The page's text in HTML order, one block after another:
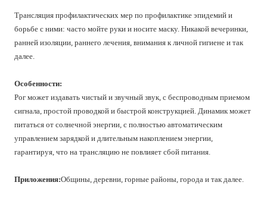
Трансляция профилактических мер по профилактике эпидемий и
борьбе с ними: часто мойте руки и носите маску. Никакой вечеринки,
ранней изоляции, раннего лечения, внимания к личной гигиене и так
далее.
Особенности:
Рог может издавать чистый и звучный звук, с беспроводным приемом
сигнала, простой проводкой и быстрой конструкцией. Динамик может
питаться от солнечной энергии, с полностью автоматическим
управлением зарядкой и длительным накоплением энергии,
гарантируя, что на трансляцию не повлияет сбой питания.
Приложения:Общины, деревни, горные районы, города и так далее.